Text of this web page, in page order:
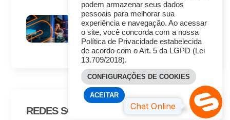
PROTEGER O
MOTORISTA
TAMBÉM FAZ PARTE
DA OPERAÇÃO
REDES SOCIAIS
podem armazenar seus dados
pessoais para melhorar sua
experiência e navegação. Ao acessar
o site, você concorda com a nossa
Política de Privacidade estabelecida
de acordo com o Art. 5 da LGPD (Lei
13.709/2018).
CONFIGURAÇÕES DE COOKIES
ACEITAR